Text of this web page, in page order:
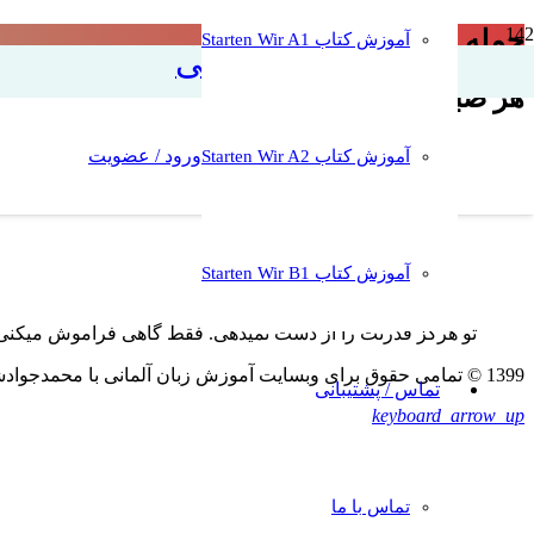
آموزش زبان آلمانی
آموزش کتاب Starten Wir A1
آموزش کتاب Starten Wir A2
آموزش کتاب Starten Wir B1
تماس / پشتیبانی
تماس با ما
ورود / عضویت
جمله های زیبای آلمانی 15
هر صبح، یک جمله جدید
تو هرگز قدرتت را از دست نمیدهی. فقط گاهی فراموش
1399 © تمامی حقوق برای وبسایت آموزش زبان آلمانی با محمدجوادشریعتی محفوظ است. کپی به هرشکل غیرمجاز و غیرقانونی است
keyboard_arrow_up